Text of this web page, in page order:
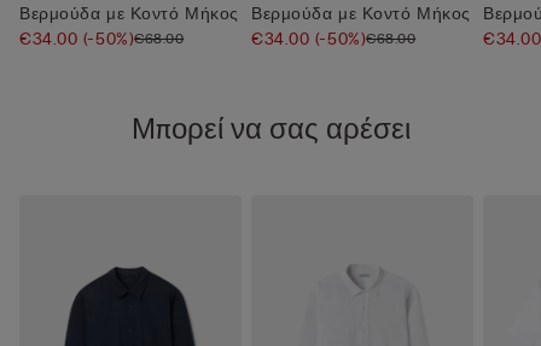
Βερμούδα με Κοντό Μήκος
€34.00 (-50%)€68.00
Βερμούδα με Κοντό Μήκος
€34.00 (-50%)€68.00
Μπορεί να σας αρέσει